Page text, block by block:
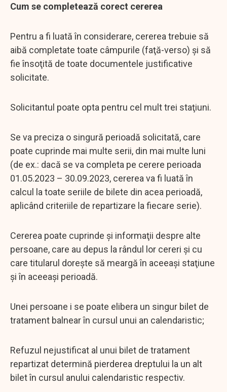
Cum se completează corect cererea
Pentru a fi luată în considerare, cererea trebuie să
aibă completate toate câmpurile (faţă-verso) şi să
fie însoţită de toate documentele justificative
solicitate.
Solicitantul poate opta pentru cel mult trei staţiuni.
Se va preciza o singură perioadă solicitată, care
poate cuprinde mai multe serii, din mai multe luni
(de ex.: dacă se va completa pe cerere perioada
01.05.2023 – 30.09.2023, cererea va fi luată în
calcul la toate seriile de bilete din acea perioadă,
aplicând criteriile de repartizare la fiecare serie).
Cererea poate cuprinde şi informaţii despre alte
persoane, care au depus la rândul lor cereri şi cu
care titularul doreşte să meargă în aceeaşi staţiune
şi în aceeaşi perioadă.
Unei persoane i se poate elibera un singur bilet de
tratament balnear în cursul unui an calendaristic;
Refuzul nejustificat al unui bilet de tratament
repartizat determină pierderea dreptului la un alt
bilet în cursul anului calendaristic respectiv.